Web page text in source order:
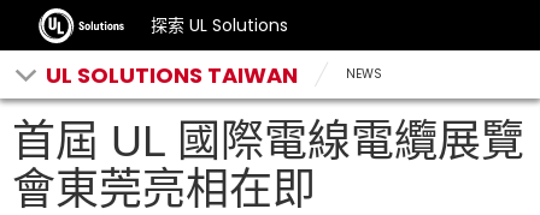
探索 UL Solutions
UL SOLUTIONS TAIWAN NEWS
首屆 UL 國際電線電纜展覽
會東莞亮相在即